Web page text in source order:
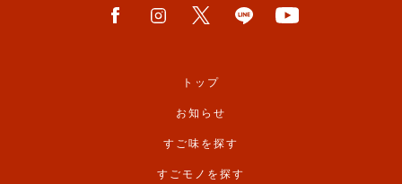
トップ
お知らせ
すご味を探す
すごモノを探す